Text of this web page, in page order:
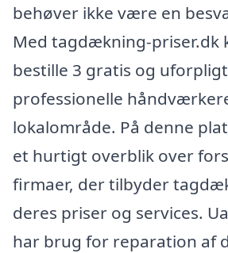
behøver ikke være en
Med tagdækning-priser.dk
bestille 3 gratis og
professionelle
lokalområde. På denne
et hurtigt overblik over
firmaer, der tilbyder
deres priser og services.
har brug for reparation af